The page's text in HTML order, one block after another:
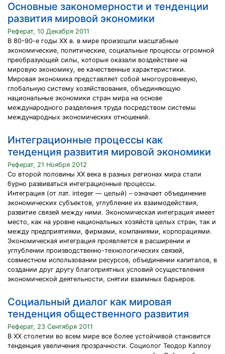
Основные закономерности и тенденции
развития мировой экономики
Реферат, 10 Декабря 2011
В 80-90-е годы XX в. в мире произошли масштабные
экономические, политические, социальные процессы огромной
преобразующей силы, которые оказали воздействие на
мировую экономику, ее качественные характеристики.
Мировая экономика представляет собой многоуровневую,
глобальную систему хозяйствования, объединяющую
национальные экономики стран мира на основе
международного разделения труда посредством системы
международных экономических отношений.
Интеграционные процессы как
тенденция развития мировой экономики
Реферат, 21 Ноября 2012
Со второй половины ХХ века в разных регионах мира стали
бурно развиваться интеграционные процессы.
Интеграция (от лат. integer — целый) – означает объединение
экономических субъектов, углубление их взаимодействия,
развитие связей между ними. Экономическая интеграция имеет
место, как на уровне национальных хозяйств целых стран, так и
между предприятиями, фирмами, компаниями, корпорациями.
Экономическая интеграция проявляется в расширении и
углублении производственно-технологических связей,
совместном использовании ресурсов, объединении капиталов, в
создании друг другу благоприятных условий осуществления
экономической деятельности, снятии взаимных барьеров.
Социальный диалог как мировая
тенденция общественного развития
Реферат, 23 Сентября 2011
В XX столетии во всем мире все более устойчивой становится
тенденция увеличения прозрачности. Социолог Теодор Кэплоу